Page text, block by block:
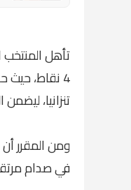
4 نقاط،
تنزانيا،
ومن المقرر
في صدام